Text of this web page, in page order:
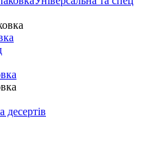
десертів